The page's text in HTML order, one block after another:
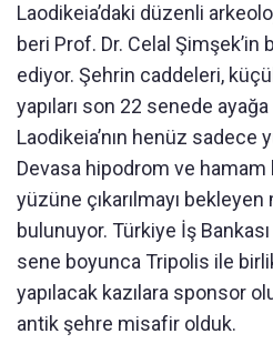
Laodikeia’daki düzenli
beri Prof. Dr. Celal Şimşek’in
ediyor. Şehrin caddeleri,
yapıları son 22 senede ayağa
Laodikeia’nın henüz sadece
Devasa hipodrom ve
yüzüne çıkarılmayı
bulunuyor. Türkiye İş
sene boyunca Tripolis ile
yapılacak kazılara sponsor
antik şehre misafir olduk.